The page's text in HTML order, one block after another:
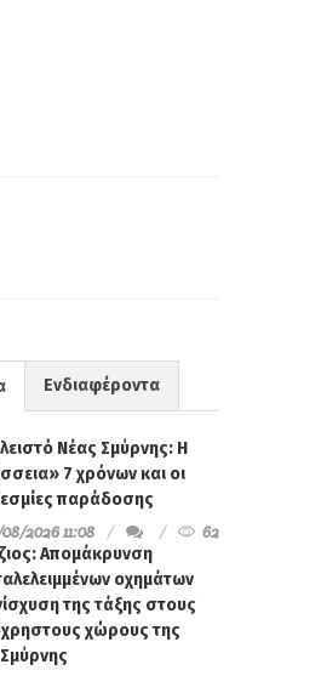
Ενδιαφέροντα
Νέας Σμύρνης: Η
7 χρόνων και οι
παράδοσης
2026 11:08
62
Απομάκρυνση
οχημάτων
της τάξης στους
χώρους της